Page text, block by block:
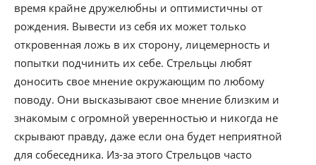
время крайне дружелюбны и оптимистичны от
рождения. Вывести из себя их может только
откровенная ложь в их сторону, лицемерность и
попытки подчинить их себе. Стрельцы любят
доносить свое мнение окружающим по любому
поводу. Они высказывают свое мнение близким и
знакомым с огромной уверенностью и никогда не
скрывают правду, даже если она будет неприятной
для собеседника. Из-за этого Стрельцов часто